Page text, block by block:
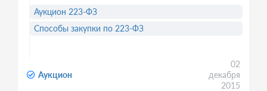
Аукцион
02
декабря
2015
Аукцион 223-ФЗ
Способы закупки по 223-ФЗ